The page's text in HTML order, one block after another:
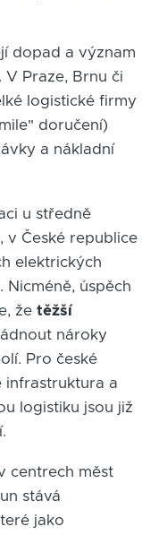
dopad a význam
Praze, Brnu či
logistické firmy
doručení)
a nákladní
u středně
v České republice
elektrických
úspěch
že těžší
nároky
Pro české
infrastruktura a
logistiku jsou již
centrech měst
stává
jako